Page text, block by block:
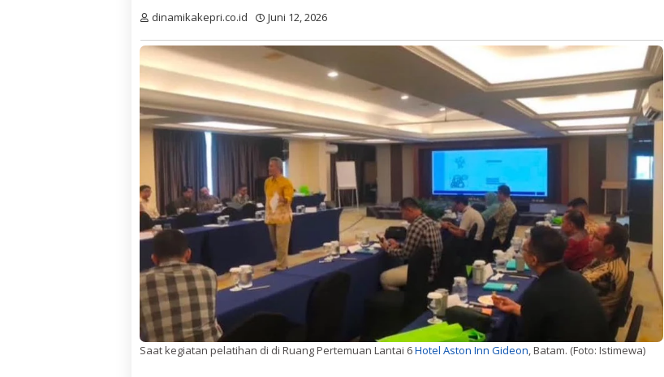
dinamikakepri.co.id Juni 12, 2026
Saat kegiatan pelatihan di di Ruang Pertemuan Lantai 6Hotel Aston Inn Gideon, Batam. (Foto: Istimewa)